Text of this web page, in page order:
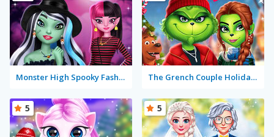
Monster High Spooky Fashion The Grench Couple Holiday Dress Up
5 5